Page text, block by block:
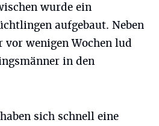
wurde ein
aufgebaut. Neben
wenigen Wochen lud
in den
sich schnell eine